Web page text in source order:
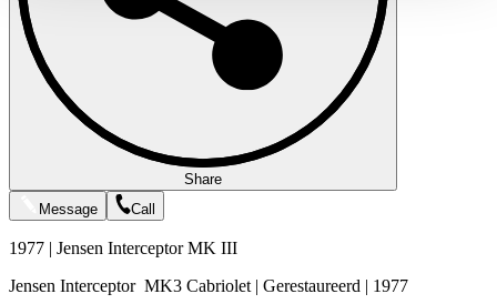
gesammelt haben.
Datenschutzerklärung
Share
Message
Call
1977 | Jensen Interceptor MK III
Jensen Interceptor MK3 Cabriolet | Gerestaureerd | 1977